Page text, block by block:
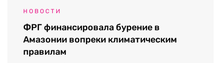
НОВОСТИ
ФРГ финансировала бурение в
Амазонии вопреки климатическим
правилам